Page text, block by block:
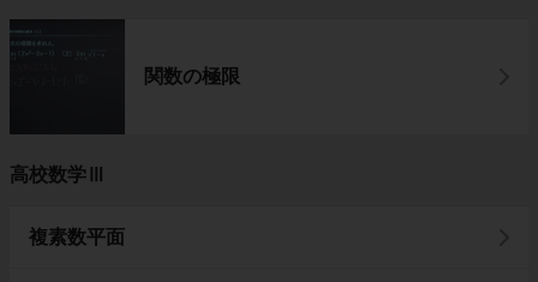
関数の極限
高校数学Ⅲ
複素数平面